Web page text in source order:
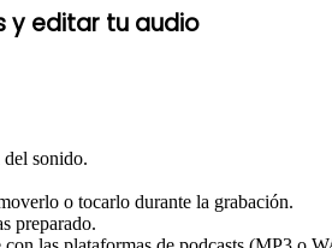
y editar tu audio
sonido.
o tocarlo durante la grabación.
preparado.